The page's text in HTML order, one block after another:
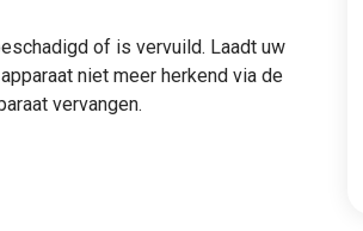
of is vervuild. Laadt uw
niet meer herkend via de
vervangen.